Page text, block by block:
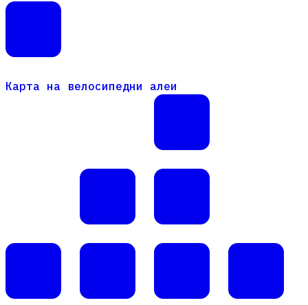
Карта на велосипедни алеи
Карта на велосипедни алеи